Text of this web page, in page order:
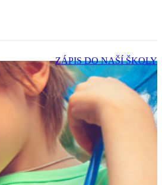
ZÁPIS DO NAŠÍ ŠKOLY